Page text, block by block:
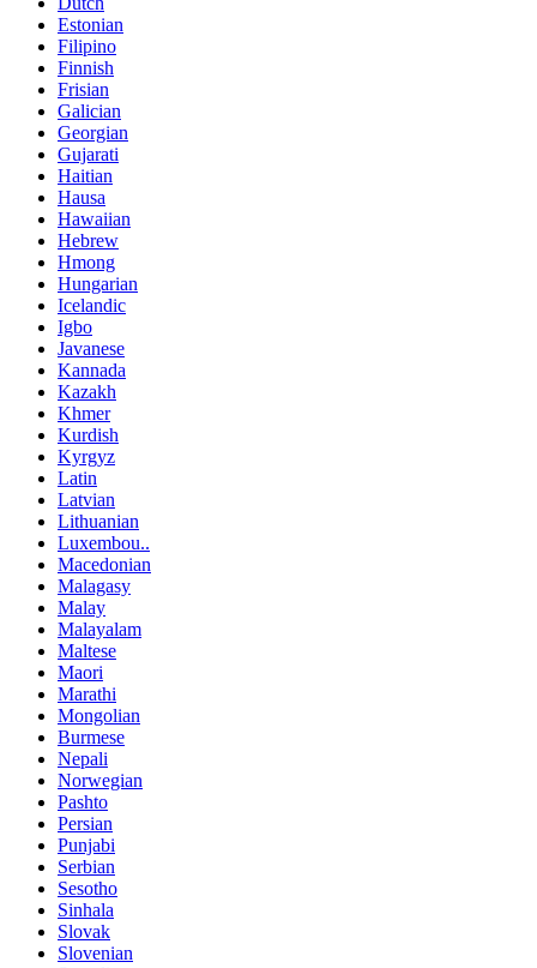
Estonian
Filipino
Finnish
Frisian
Galician
Georgian
Gujarati
Haitian
Hausa
Hawaiian
Hebrew
Hmong
Hungarian
Icelandic
Igbo
Javanese
Kannada
Kazakh
Khmer
Kurdish
Kyrgyz
Latin
Latvian
Lithuanian
Luxembou..
Macedonian
Malagasy
Malay
Malayalam
Maltese
Maori
Marathi
Mongolian
Burmese
Nepali
Norwegian
Pashto
Persian
Punjabi
Serbian
Sesotho
Sinhala
Slovak
Slovenian